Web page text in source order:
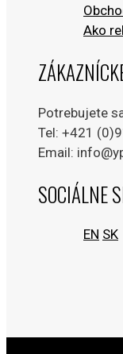
Ako
Potrebujete
Tel: +421
Email:
SOCIÁLNE
EN SK